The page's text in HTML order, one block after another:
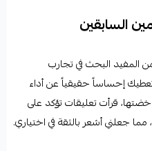
السابقين
المفيد البحث في تجارب
إحساساً حقيقياً عن أداء
خضتها، قرأت تعليقات تؤكد على
جعلني أشعر بالثقة في اختياري.